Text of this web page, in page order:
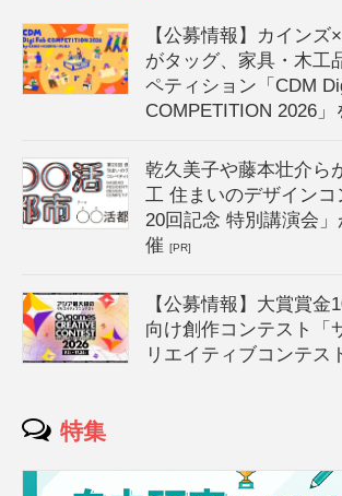
【公募情報】カインズ
がタッグ、家具・木工
ペティション「CDM
COMPETITION 2026」
乾久美子や藤本壮介ら
工 住まいのデザイン
20回記念 特別講演会」
催[PR]
【公募情報】大賞賞金
向け創作コンテスト「
リエイティブコンテス
特集